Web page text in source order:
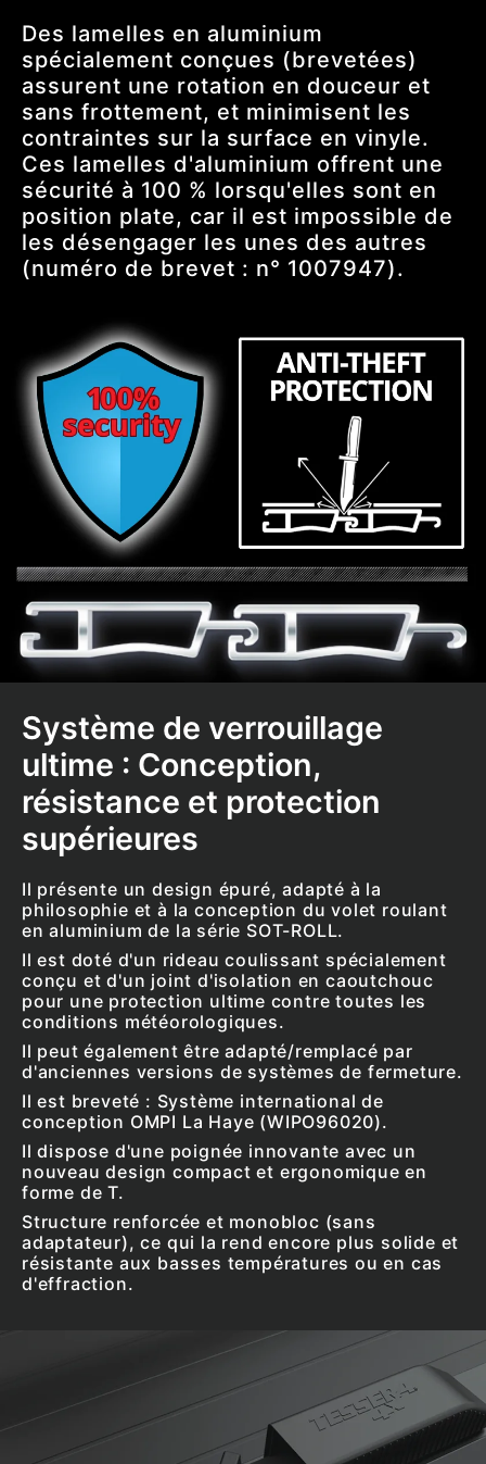
Des lamelles en aluminium
spécialement conçues (brevetées)
assurent une rotation en douceur et
sans frottement, et minimisent les
contraintes sur la surface en vinyle.
Ces lamelles d'aluminium offrent une
sécurité à 100 % lorsqu'elles sont en
position plate, car il est impossible de
les désengager les unes des autres
(numéro de brevet : n° 1007947).
Système de verrouillage
ultime : Conception,
résistance et protection
supérieures
Il présente un design épuré, adapté à la
philosophie et à la conception du volet roulant
en aluminium de la série SOT-ROLL.
Il est doté d'un rideau coulissant spécialement
conçu et d'un joint d'isolation en caoutchouc
pour une protection ultime contre toutes les
conditions météorologiques.
Il peut également être adapté/remplacé par
d'anciennes versions de systèmes de fermeture.
Il est breveté : Système international de
conception OMPI La Haye (WIPO96020).
Il dispose d'une poignée innovante avec un
nouveau design compact et ergonomique en
forme de T.
Structure renforcée et monobloc (sans
adaptateur), ce qui la rend encore plus solide et
résistante aux basses températures ou en cas
d'effraction.